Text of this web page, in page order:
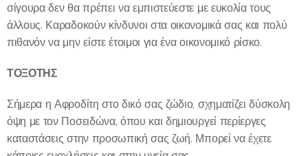
σίγουρα δεν θα πρέπει να εμπιστεύεστε με ευκολία τους
άλλους. Καραδοκούν κίνδυνοι στα οικονομικά σας και πολύ
πιθανόν να μην είστε έτοιμοι για ένα οικονομικό ρίσκο.
ΤΟΞΟΤΗΣ
Σήμερα η Αφροδίτη στο δικό σας ζώδιο, σχηματίζει δύσκολη
όψη με τον Ποσειδώνα, όπου και δημιουργεί περίεργες
καταστάσεις στην προσωπική σας ζωή. Μπορεί να έχετε